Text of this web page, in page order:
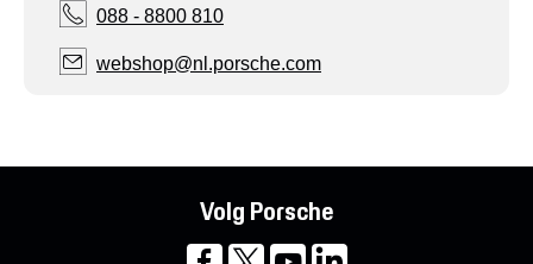
088 - 8800 810
webshop@nl.porsche.com
Volg Porsche